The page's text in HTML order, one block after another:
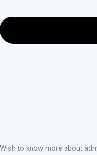
Wish to know more about